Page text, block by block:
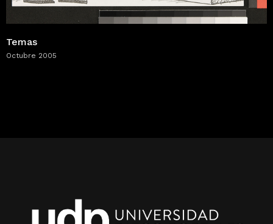
Temas
Octubre 2005